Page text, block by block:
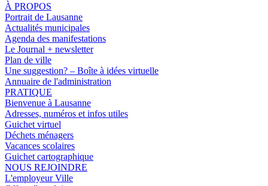
À PROPOS
Portrait de Lausanne
Actualités municipales
Agenda des manifestations
Le Journal + newsletter
Plan de ville
Une suggestion? – Boîte à idées virtuelle
Annuaire de l'administration
PRATIQUE
Bienvenue à Lausanne
Adresses, numéros et infos utiles
Guichet virtuel
Déchets ménagers
Vacances scolaires
Guichet cartographique
NOUS REJOINDRE
L'employeur Ville